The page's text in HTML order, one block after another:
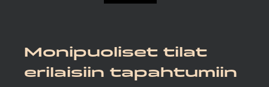
Monipuoliset tilat
erilaisiin tapahtumiin